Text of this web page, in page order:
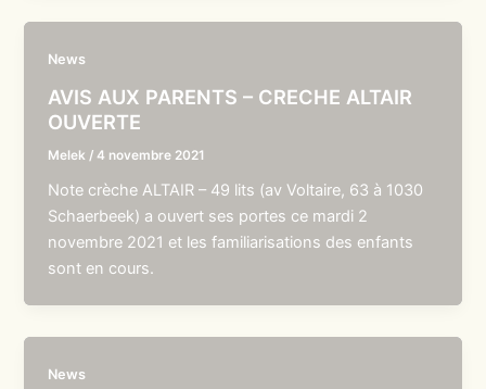
News
AVIS AUX PARENTS – CRECHE ALTAIR
OUVERTE
Melek /4 novembre 2021
Note crèche ALTAIR – 49 lits (av Voltaire, 63 à 1030
Schaerbeek) a ouvert ses portes ce mardi 2
novembre 2021 et les familiarisations des enfants
sont en cours.
News